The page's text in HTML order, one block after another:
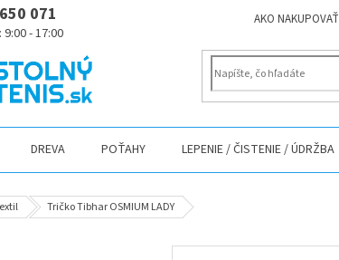
071 AKO NAKUPOVAŤ
DREVA POŤAHY LEPENIE / ČISTENIE / ÚDRŽBA
Tričko Tibhar OSMIUM LADY